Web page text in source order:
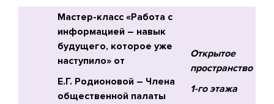
Мастер-класс «Работа с
информацией – навык
будущего, которое уже
наступило» от
Е.Г. Родионовой – Члена
общественной палаты
Открытое
пространство
1-го этажа